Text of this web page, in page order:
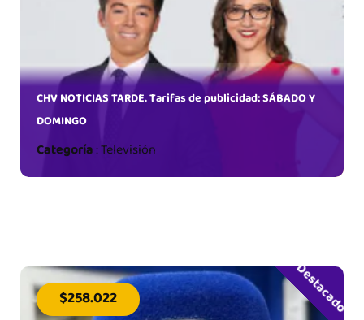
CHV NOTICIAS TARDE. Tarifas de publicidad: SÁBADO Y
DOMINGO
Categoría:Televisión
Destacado
$258.022